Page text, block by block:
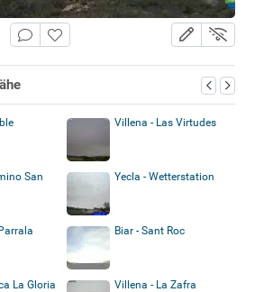
Villena - Las Virtudes
San
Yecla - Wetterstation
Biar - Sant Roc
La Gloria Villena - La Zafra